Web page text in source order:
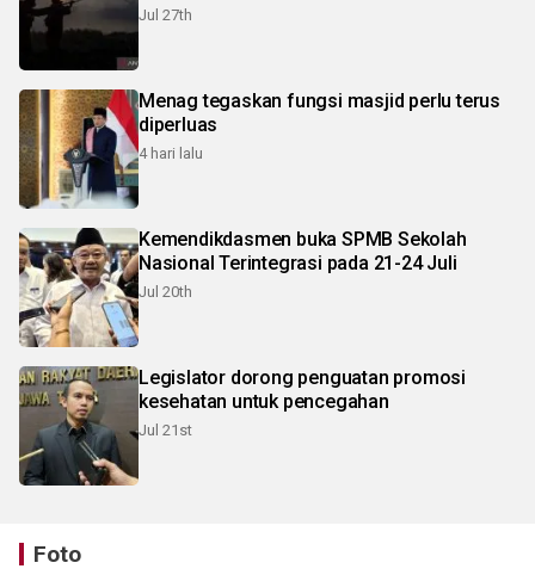
Jul 27th
Menag tegaskan fungsi masjid perlu terus
diperluas
4 hari lalu
Kemendikdasmen buka SPMB Sekolah
Nasional Terintegrasi pada 21-24 Juli
Jul 20th
Legislator dorong penguatan promosi
kesehatan untuk pencegahan
Jul 21st
Foto